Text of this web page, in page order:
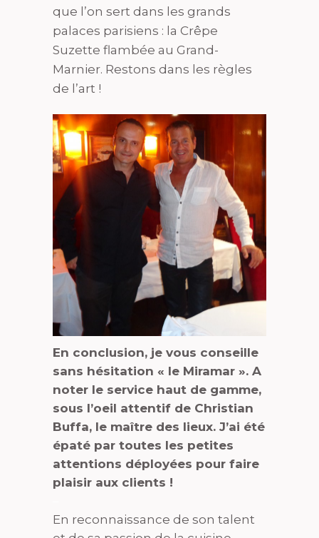
que l’on sert dans les grands
palaces parisiens : la Crêpe
Suzette flambée au Grand-
Marnier. Restons dans les règles
de l’art !
En conclusion, je vous conseille
sans hésitation « le Miramar ». A
noter le service haut de gamme,
sous l’oeil attentif de Christian
Buffa, le maître des lieux. J’ai été
épaté par toutes les petites
attentions déployées pour faire
plaisir aux clients !
En reconnaissance de son talent